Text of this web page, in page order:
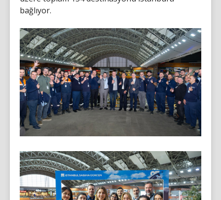
bağlıyor.